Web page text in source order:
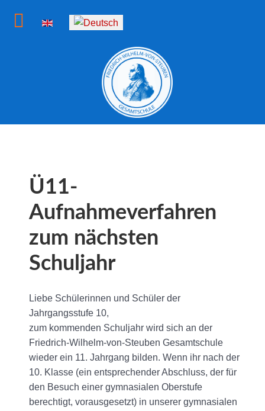
Sprache auswählen
Ü11-
Aufnahmeverfahren
zum nächsten
Schuljahr
Liebe Schülerinnen und Schüler der
Jahrgangsstufe 10,
zum kommenden Schuljahr wird sich an der
Friedrich-Wilhelm-von-Steuben Gesamtschule
wieder ein 11. Jahrgang bilden. Wenn ihr nach der
10. Klasse (ein entsprechender Abschluss, der für
den Besuch einer gymnasialen Oberstufe
berechtigt, vorausgesetzt) in unserer gymnasialen